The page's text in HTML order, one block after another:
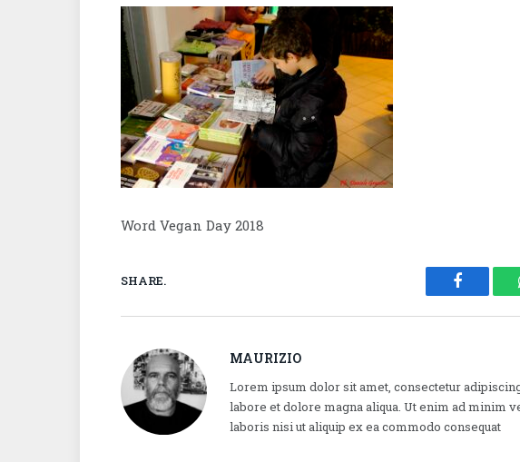
Word Vegan Day 2018
SHARE.
Facebook
MAURIZIO
Lorem ipsum dolor sit amet, consectetur
labore et dolore magna aliqua. Ut enim ad minim
laboris nisi ut aliquip ex ea commodo consequat